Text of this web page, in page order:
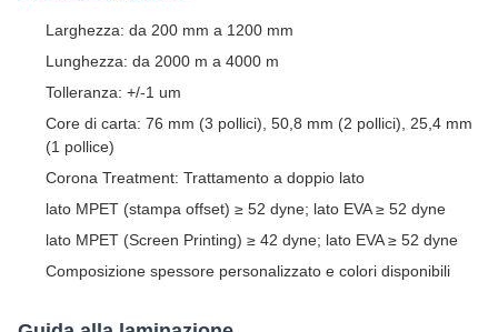
Larghezza: da 200 mm a 1200 mm
Lunghezza: da 2000 m a 4000 m
Tolleranza: +/-1 um
Core di carta: 76 mm (3 pollici), 50,8 mm (2 pollici), 25,4 mm
(1 pollice)
Corona Treatment: Trattamento a doppio lato
lato MPET (stampa offset) ≥ 52 dyne; lato EVA ≥ 52 dyne
lato MPET (Screen Printing) ≥ 42 dyne; lato EVA ≥ 52 dyne
Composizione spessore personalizzato e colori disponibili